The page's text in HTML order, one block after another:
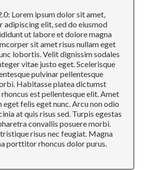
Lorem ipsum dolor sit amet,
adipiscing elit, sed do eiusmod
ut labore et dolore magna
sit amet risus nullam eget
lobortis. Velit dignissim sodales
vitae justo eget. Scelerisque
pulvinar pellentesque
Habitasse platea dictumst
est pellentesque elit. Amet
eget felis eget nunc. Arcu non odio
at quis risus sed. Turpis egestas
convallis posuere morbi.
risus nec feugiat. Magna
porttitor rhoncus dolor purus.